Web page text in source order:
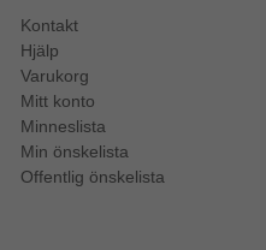
Kontakt
Hjälp
Varukorg
Mitt konto
Minneslista
Min önskelista
Offentlig önskelista